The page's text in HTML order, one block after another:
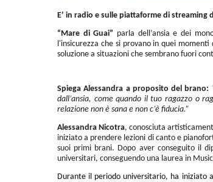
E’ in radio e sulle piattaforme di streaming
“Mare di Guai” parla dell’ansia e dei
l'insicurezza che si provano in quei
soluzione a situazioni che sembrano fuori
Spiega Alessandra a proposito del brano:
dall’ansia, come quando il tuo ragazzo o
relazione non è sana e non c’è fiducia.”
Alessandra Nicotra, conosciuta
iniziato a prendere lezioni di canto e
suoi primi brani. Dopo aver conseguito il
universitari, conseguendo una laurea in
Durante il periodo universitario, ha iniziato